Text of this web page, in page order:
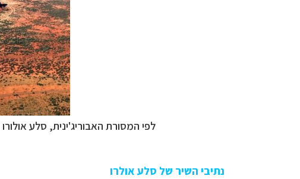
לפי המסורת האבוריג'ינית, סלע אולורו
נתיבי השיר של סלע אולרו